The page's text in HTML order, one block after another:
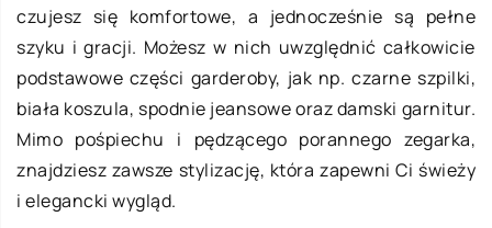
czujesz się komfortowe, a jednocześnie są pełne
szyku i gracji. Możesz w nich uwzględnić całkowicie
podstawowe części garderoby, jak np. czarne szpilki,
biała koszula, spodnie jeansowe oraz damski garnitur.
Mimo pośpiechu i pędzącego porannego zegarka,
znajdziesz zawsze stylizację, która zapewni Ci świeży
i elegancki wygląd.